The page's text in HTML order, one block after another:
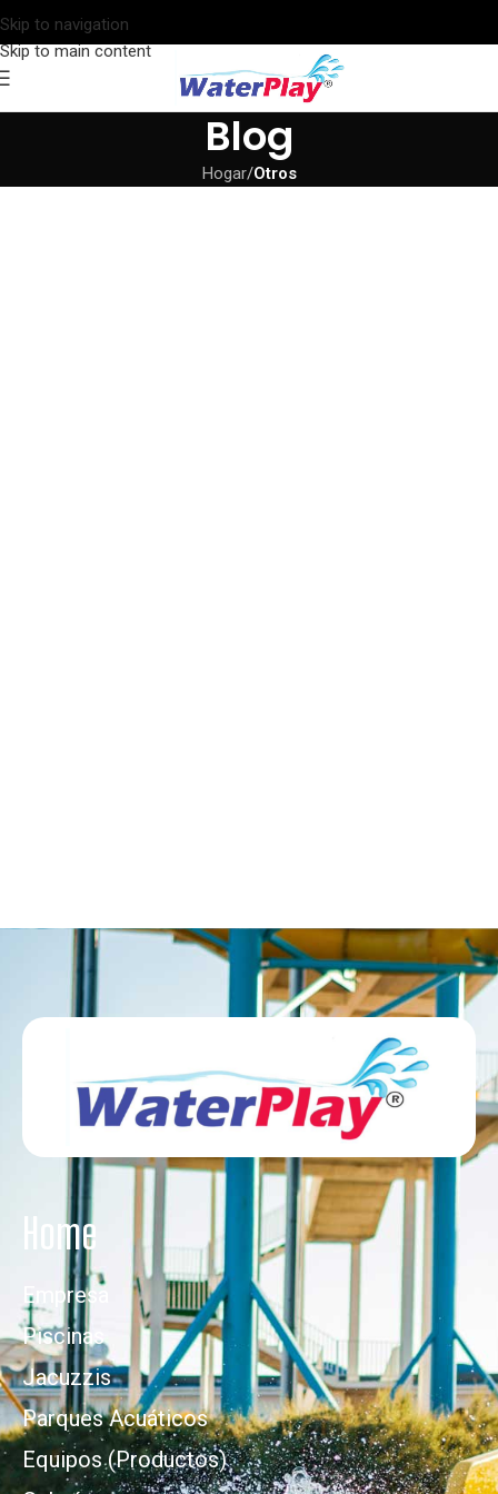
Skip to navigation
Skip to main content
Blog
Hogar/Otros
Home
Empresa
Piscinas
Jacuzzis
Parques Acuáticos
Equipos (Productos)